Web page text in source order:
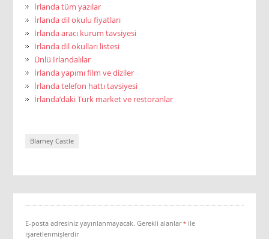
İrlanda tüm yazılar
İrlanda dil okulu fiyatları
İrlanda aracı kurum tavsiyesi
İrlanda dil okulları listesi
Ünlü İrlandalılar
İrlanda yapımı film ve diziler
İrlanda telefon hattı tavsiyesi
İrlanda’daki Türk market ve restoranlar
Blarney Castle
E-posta adresiniz yayınlanmayacak. Gerekli alanlar* ile
işaretlenmişlerdir